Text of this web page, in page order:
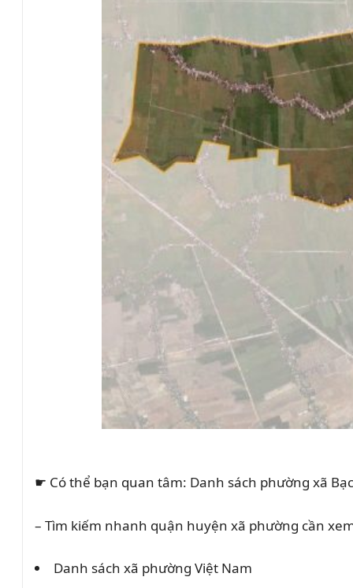
☛ Có thể bạn quan tâm: Danh sách phường xã
– Tìm kiếm nhanh quận huyện xã phường cần
Danh sách xã phường Việt Nam